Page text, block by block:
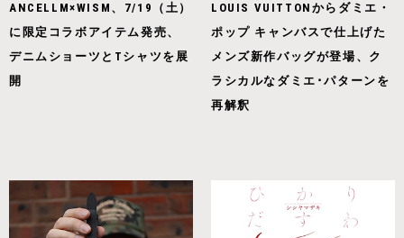
ANCELLM×WISM、7/19（土）
に限定コラボアイテム発売、
デニムショーツとTシャツを展
開
LOUIS VUITTONからダミエ・
ポップ キャンバスで仕上げた
メンズ新作バッグが登場、ク
ラシカルなダミエ･パターンを
再解釈